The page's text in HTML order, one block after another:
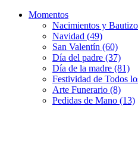
Momentos
Nacimientos y
Navidad (49)
San Valentín (60)
Día del padre (37)
Día de la madre (81)
Festividad de Todos
Arte Funerario (8)
Pedidas de Mano (13)